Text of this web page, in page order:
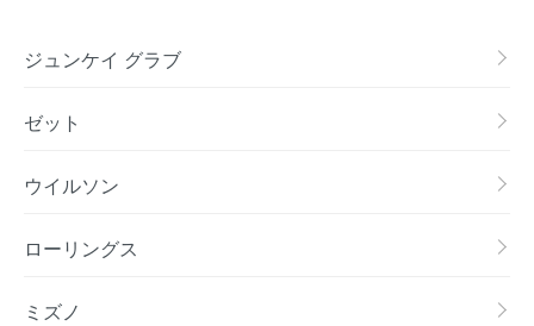
ジュンケイ グラブ
ゼット
ウイルソン
ローリングス
ミズノ